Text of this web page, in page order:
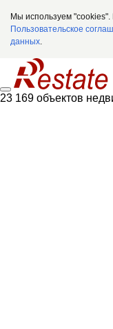
Мы используем
Пользовательское
данных.
23 169 объектов